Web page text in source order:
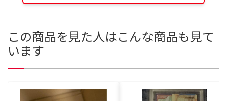
この商品を見た人はこんな商品も見て
います